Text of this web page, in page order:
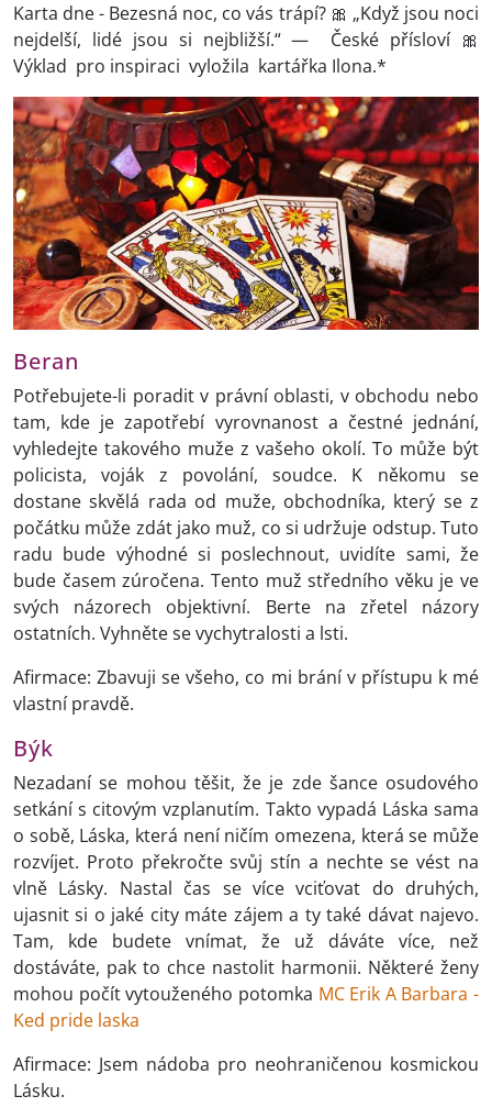
Karta dne - Bezesná noc, co vás trápí? 🎀 „Když jsou noci
nejdelší, lidé jsou si nejbližší.“ — České přísloví 🎀
Výklad pro inspiraci vyložila kartářka Ilona.*
Beran
Potřebujete-li poradit v právní oblasti, v obchodu nebo
tam, kde je zapotřebí vyrovnanost a čestné jednání,
vyhledejte takového muže z vašeho okolí. To může být
policista, voják z povolání, soudce. K někomu se
dostane skvělá rada od muže, obchodníka, který se z
počátku může zdát jako muž, co si udržuje odstup. Tuto
radu bude výhodné si poslechnout, uvidíte sami, že
bude časem zúročena. Tento muž středního věku je ve
svých názorech objektivní. Berte na zřetel názory
ostatních. Vyhněte se vychytralosti a lsti.
Afirmace: Zbavuji se všeho, co mi brání v přístupu k mé
vlastní pravdě.
Býk
Nezadaní se mohou těšit, že je zde šance osudového
setkání s citovým vzplanutím. Takto vypadá Láska sama
o sobě, Láska, která není ničím omezena, která se může
rozvíjet. Proto překročte svůj stín a nechte se vést na
vlně Lásky. Nastal čas se více vciťovat do druhých,
ujasnit si o jaké city máte zájem a ty také dávat najevo.
Tam, kde budete vnímat, že už dáváte více, než
dostáváte, pak to chce nastolit harmonii. Některé ženy
mohou počít vytouženého potomka MC Erik A Barbara -
Ked pride laska
Afirmace: Jsem nádoba pro neohraničenou kosmickou
Lásku.